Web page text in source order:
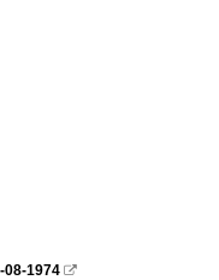
08-1974 